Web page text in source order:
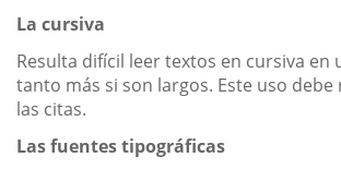
La cursiva
Resulta difícil leer textos en cursiva en
tanto más si son largos. Este uso debe
las citas.
Las fuentes tipográficas